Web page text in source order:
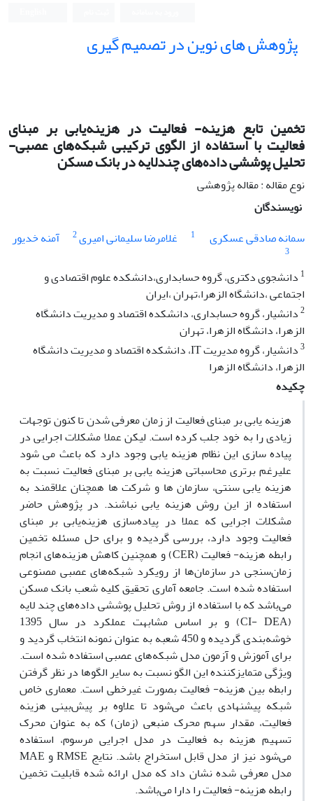
پژوهش های نوین در تصمیم گیری
تخمین تابع هزینه- فعالیت در هزینه‌یابی بر مبنای
فعالیت با استفاده از الگوی ترکیبی شبکه‌های عصبی-
تحلیل پوششی داده‌های چندلایه در بانک مسکن
نوع مقاله : مقاله پژوهشی
نویسندگان
سمانه صادقی عسکری
1 غلامرضا سلیمانی امیری2 آمنه خدیور
3
1 دانشجوی دکتری، گروه حسابداری،‌دانشکده علوم اقتصادی و
اجتماعی ،‌دانشگاه الزهرا،‌تهران ،‌ایران
2دانشیار، گروه حسابداری، دانشکده اقتصاد و مدیریت دانشگاه
الزهرا، دانشگاه الزهرا، تهران
3
دانشیار، گروه مدیریت IT، دانشکده اقتصاد و مدیریت دانشگاه
الزهرا، دانشگاه الزهرا
چکیده
هزینه یابی بر مبنای فعالیت از زمان معرفی شدن تا کنون توجهات
زیادی را به خود جلب کرده است. لیکن عملا مشکلات اجرایی در
پیاده سازی این نظام هزینه یابی وجود دارد که باعث می شود
علیرغم برتری محاسباتی هزینه یابی بر مبنای فعالیت نسبت به
هزینه یابی سنتی، سازمان ها و شرکت ها همچنان علاقمند به
استفاده از این روش هزینه یابی نباشند. در پژوهش حاضر
مشکلات اجرایی که عملا در پیاده‌سازی هزینه‌یابی بر مبنای
فعالیت وجود دارد، بررسی گردیده و برای حل مسئله تخمین
رابطه هزینه- فعالیت (CER) و همچنین کاهش هزینه‌های انجام
زمان‌سنجی در سازمان‌ها از رویکرد شبکه‌های عصبی مصنوعی
استفاده شده است. جامعه آماری تحقیق کلیه شعب بانک مسکن
می‌باشد که با استفاده از روش تحلیل پوششی داده‌های چند لایه
(CI- DEA) و بر اساس مشابهت عملکرد در سال 1395
خوشه‌بندی گردیده و 450 شعبه به عنوان نمونه انتخاب گردید و
برای آموزش و آزمون مدل شبکه‌های عصبی استفاده شده است.
ویژگی متمایزکننده این الگو نسبت به سایر الگوها در نظر گرفتن
رابطه بین هزینه- فعالیت بصورت غیرخطی است. معماری خاص
شبکه پیشنهادی باعث می‌شود تا علاوه بر پیش‌بینی هزینه
فعالیت، مقدار سهم محرک منبعی (زمان) که به عنوان محرک
تسهیم هزینه به فعالیت در مدل اجرایی مرسوم، استفاده
می‌شود نیز از مدل قابل استخراج باشد. نتایج RMSE و MAE
مدل معرفی شده نشان داد که مدل ارائه شده قابلیت تخمین
رابطه هزینه- فعالیت را دارا می‌باشد.